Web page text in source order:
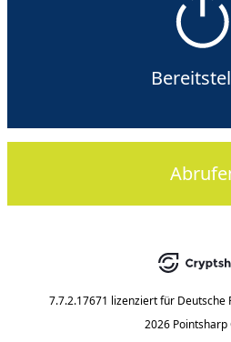
7.7.2.17671 lizenziert für Deutsche
2026 Pointsharp